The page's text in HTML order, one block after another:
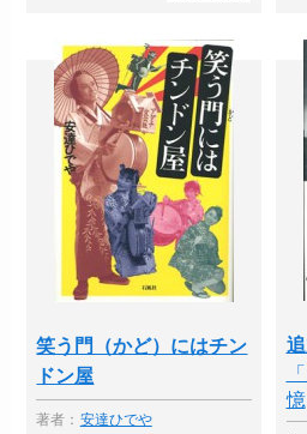
笑う門（かど）にはチン
ドン屋
著者： 安達ひでや
憶